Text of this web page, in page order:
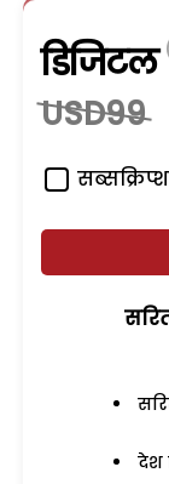
डिजिटल
USD99
देश